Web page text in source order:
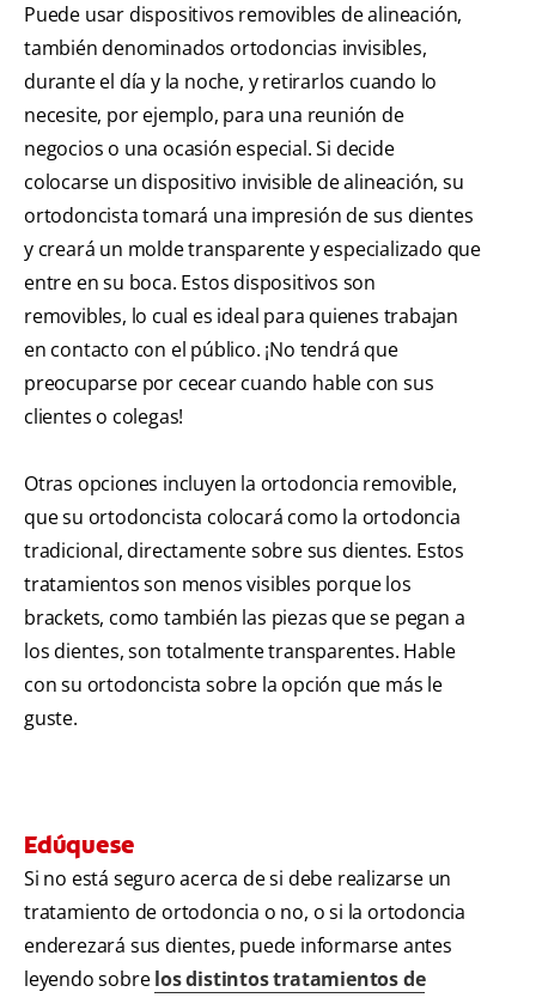
Puede usar dispositivos removibles de alineación,
también denominados ortodoncias invisibles,
durante el día y la noche, y retirarlos cuando lo
necesite, por ejemplo, para una reunión de
negocios o una ocasión especial. Si decide
colocarse un dispositivo invisible de alineación, su
ortodoncista tomará una impresión de sus dientes
y creará un molde transparente y especializado que
entre en su boca. Estos dispositivos son
removibles, lo cual es ideal para quienes trabajan
en contacto con el público. ¡No tendrá que
preocuparse por cecear cuando hable con sus
clientes o colegas!
Otras opciones incluyen la ortodoncia removible,
que su ortodoncista colocará como la ortodoncia
tradicional, directamente sobre sus dientes. Estos
tratamientos son menos visibles porque los
brackets, como también las piezas que se pegan a
los dientes, son totalmente transparentes. Hable
con su ortodoncista sobre la opción que más le
guste.
Edúquese
Si no está seguro acerca de si debe realizarse un
tratamiento de ortodoncia o no, o si la ortodoncia
enderezará sus dientes, puede informarse antes
leyendo sobrelos distintos tratamientos de